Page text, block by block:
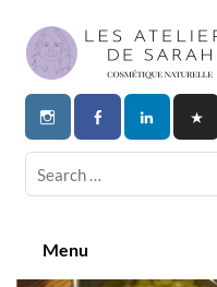
content
Les Ateliers de
Naturelle
Menu